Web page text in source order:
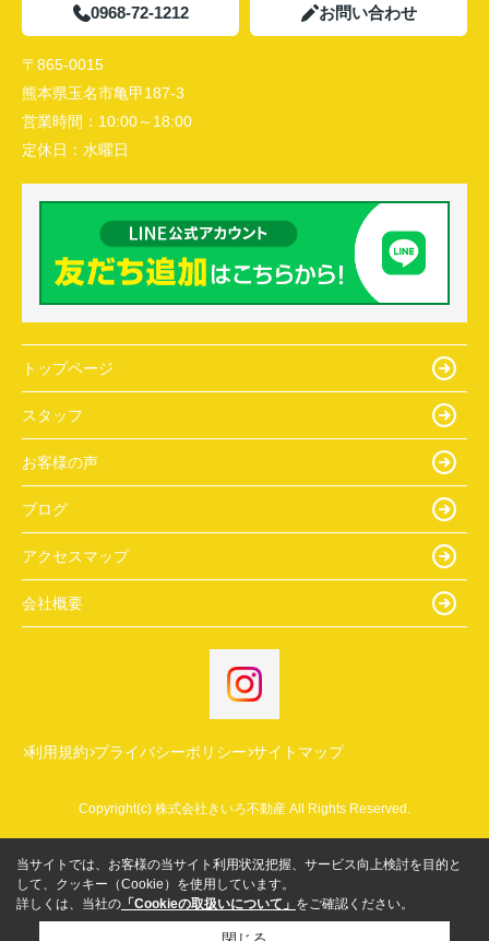
0968-72-1212 お問い合わせ
〒865-0015
熊本県玉名市亀甲187-3
営業時間： 10:00～18:00
定休日： 水曜日
トップページ
スタッフ
お客様の声
ブログ
アクセスマップ
会社概要
利用規約 プライバシーポリシー サイトマップ
Copyright(c) 株式会社きいろ不動産 All Rights Reserved.
当サイトでは、お客様の当サイト利用状況把握、サービス向上検討を目的と
して、クッキー（Cookie）を使用しています。
詳しくは、当社の 「Cookieの取扱いについて」 をご確認ください。